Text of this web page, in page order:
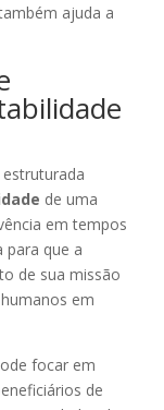
ajuda a
de uma
em tempos
para que a
de sua missão
em
focar em
de